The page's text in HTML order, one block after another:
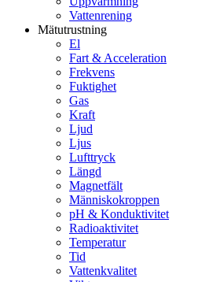
Vattenrening
Mätutrustning
El
Fart & Acceleration
Frekvens
Fuktighet
Gas
Kraft
Ljud
Ljus
Lufttryck
Längd
Magnetfält
Människokroppen
pH & Konduktivitet
Radioaktivitet
Temperatur
Tid
Vattenkvalitet